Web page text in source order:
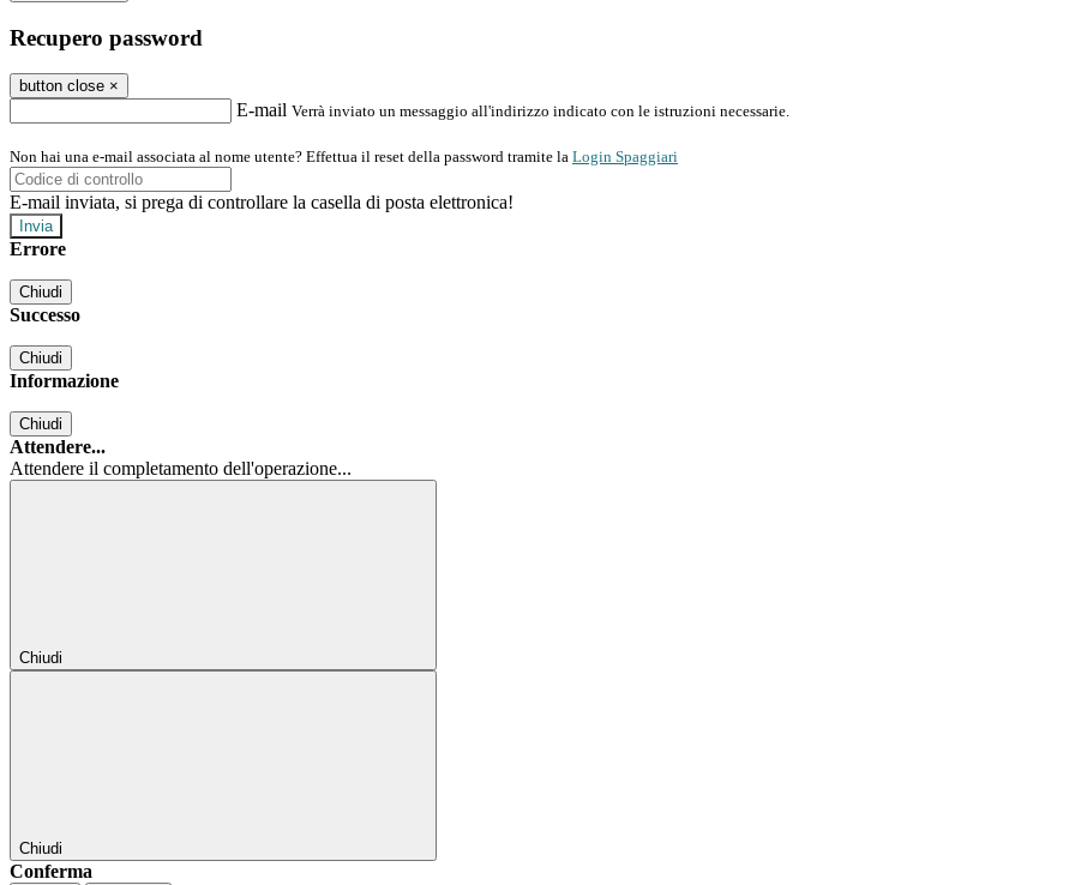
Recupero password
button close ×
E-mail Verrà inviato un messaggio all'indirizzo indicato con le istruzioni necessarie.
Non hai una e-mail associata al nome utente? Effettua il reset della password tramite la Login Spaggiari
E-mail inviata, si prega di controllare la casella di posta elettronica!
Errore
Chiudi
Successo
Chiudi
Informazione
Chiudi
Attendere...
Attendere il completamento dell'operazione...
Chiudi
Chiudi
Conferma